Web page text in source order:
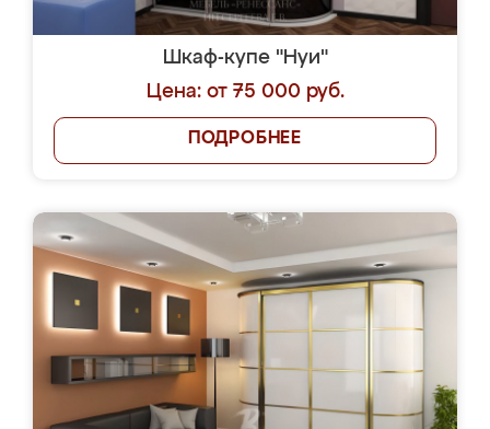
Шкаф-купе "Нуи"
Цена: от 75 000 руб.
ПОДРОБНЕЕ